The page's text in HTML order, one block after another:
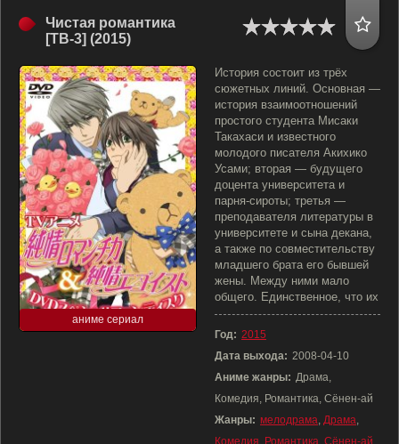
Чистая романтика
[ТВ-3] (2015)
аниме сериал
История состоит из трёх
сюжетных линий. Основная —
история взаимоотношений
простого студента Мисаки
Такахаси и известного
молодого писателя Акихико
Усами; вторая — будущего
доцента университета и
парня-сироты; третья —
преподавателя литературы в
университете и сына декана,
а также по совместительству
младшего брата его бывшей
жены. Между ними мало
общего. Единственное, что их
Год: 2015
Дата выхода: 2008-04-10
Аниме жанры: Драма,
Комедия, Романтика, Сёнен-ай
Жанры: мелодрама, Драма,
Комедия, Романтика, Сёнен-ай